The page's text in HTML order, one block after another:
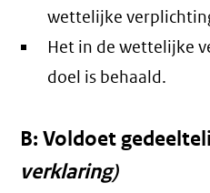
wettelijke
Het in de wettelijke
doel is behaald.
B: Voldoet
verklaring)